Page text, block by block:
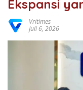
Ekspansi
Vritimes
Juli 6, 2026